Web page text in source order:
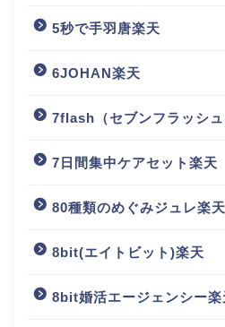
5秒で手羽唐楽天
6JOHAN楽天
7flash（セブンフラッシ
7日間集中ケアセット楽天
80種類のめぐみジュレ楽天
8bit(エイトビット)楽天
8bit婚活エージェンシー楽